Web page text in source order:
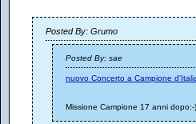
Posted By: Grumo
Posted By: sae
nuovo Concerto a Campione
Missione Campione 17 anni dopo:-)